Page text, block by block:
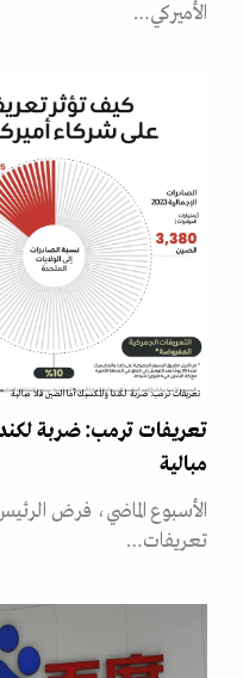
الأميركي…
تعريفات ترمب: ضربة لكندا والمكسيك أما الصين فلا مبالية
تعريفات ترمب: ضربة
مبالية
الأسبوع الماضي، فرض
تعريفات…